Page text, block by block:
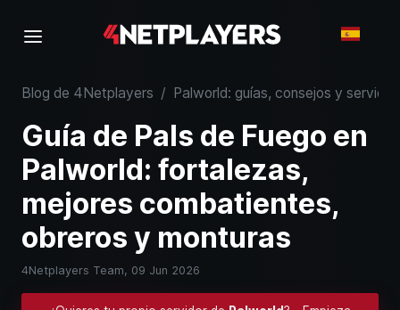
Blog de 4Netplayers / Palworld: guías, consejos y
Guía de Pals de Fuego en
Palworld: fortalezas,
mejores combatientes,
obreros y monturas
4Netplayers Team, 09 Jun 2026